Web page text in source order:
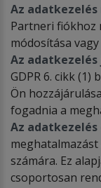
Az
Partneri fiókhoz
módosítása
Az
GDPR 6. cikk (1)
Ön
fogadnia a
Az adatkezelés
számára. Ez
csoportosan